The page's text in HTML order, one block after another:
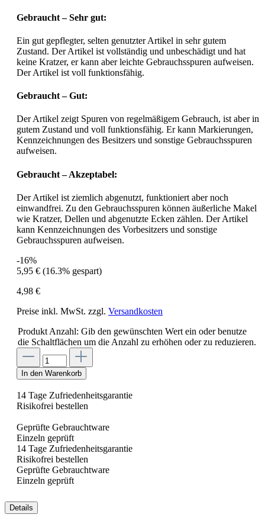
Gebraucht – Sehr gut:
Ein gut gepflegter, selten genutzter Artikel in sehr gutem
Zustand. Der Artikel ist vollständig und unbeschädigt und hat
keine Kratzer, er kann aber leichte Gebrauchsspuren aufweisen.
Der Artikel ist voll funktionsfähig.
Gebraucht – Gut:
Der Artikel zeigt Spuren von regelmäßigem Gebrauch, ist aber in
gutem Zustand und voll funktionsfähig. Er kann Markierungen,
Kennzeichnungen des Besitzers und sonstige Gebrauchsspuren
aufweisen.
Gebraucht – Akzeptabel:
Der Artikel ist ziemlich abgenutzt, funktioniert aber noch
einwandfrei. Zu den Gebrauchsspuren können äußerliche Makel
wie Kratzer, Dellen und abgenutzte Ecken zählen. Der Artikel
kann Kennzeichnungen des Vorbesitzers und sonstige
Gebrauchsspuren aufweisen.
-16%
5,95 € (16.3% gespart)
4,98 €
Preise inkl. MwSt. zzgl. Versandkosten
Produkt Anzahl: Gib den gewünschten Wert ein oder benutze
die Schaltflächen um die Anzahl zu erhöhen oder zu reduzieren.
In den Warenkorb
14 Tage Zufriedenheitsgarantie
Risikofrei bestellen
Geprüfte Gebrauchtware
Einzeln geprüft
14 Tage Zufriedenheitsgarantie
Risikofrei bestellen
Geprüfte Gebrauchtware
Einzeln geprüft
Details